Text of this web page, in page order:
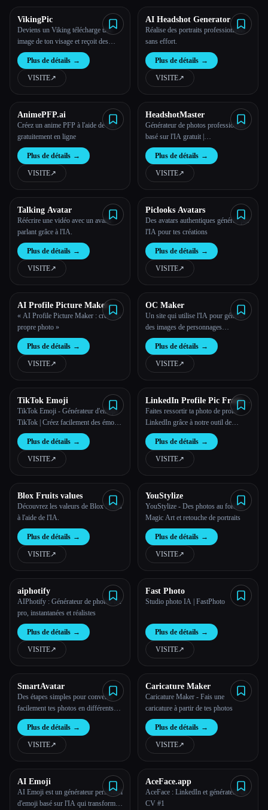
VikingPic
Deviens un Viking télécharge une
image de ton visage et reçoit des
photos de toi en tant que viking
générées par l'IA en 5 minutes par e-
mail
Plus de détails →
VISITE↗︎
AI Headshot Generator
Réalise des portraits professionnels
sans effort.
Plus de détails →
VISITE↗︎
AnimePFP.ai
Créez un anime PFP à l'aide de l'IA
gratuitement en ligne
Plus de détails →
VISITE↗︎
HeadshotMaster
Générateur de photos professionnel
basé sur l'IA gratuit |
HeadshotMaster (pas d'inscription)
Plus de détails →
VISITE↗︎
Talking Avatar
Réécrire une vidéo avec un avatar
parlant grâce à l'IA.
Plus de détails →
VISITE↗︎
Piclooks Avatars
Des avatars authentiques générés par
l'IA pour tes créations
Plus de détails →
VISITE↗︎
AI Profile Picture Maker
« AI Profile Picture Maker : crée ton
propre photo »
Plus de détails →
VISITE↗︎
OC Maker
Un site qui utilise l'IA pour générer
des images de personnages
originales
Plus de détails →
VISITE↗︎
TikTok Emoji
TikTok Emoji - Générateur d'emojis
TikTok | Créez facilement des émojis
personnalisés
Plus de détails →
VISITE↗︎
LinkedIn Profile Pic Frame
Generator
Faites ressortir ta photo de profil
LinkedIn grâce à notre outil de
création de cadres personnalisés.
Ajoute des cadres personnalisés,
rapidement, gratuitement et
facilement !
Plus de détails →
VISITE↗︎
Blox Fruits values
Découvrez les valeurs de Blox Fruits
à l'aide de l'IA.
Plus de détails →
VISITE↗︎
YouStylize
YouStylize - Des photos au format
Magic Art et retouche de portraits
Plus de détails →
VISITE↗︎
aiphotify
AIPhotify : Générateur de photos IA
pro, instantanées et réalistes
Plus de détails →
VISITE↗︎
Fast Photo
Studio photo IA | FastPhoto
Plus de détails →
VISITE↗︎
SmartAvatar
Des étapes simples pour convertir
facilement tes photos en différents
styles d'avatar.
Plus de détails →
VISITE↗︎
Caricature Maker
Caricature Maker - Fais une
caricature à partir de tes photos
Plus de détails →
VISITE↗︎
AI Emoji
AI Emoji est un générateur personnel
d'emoji basé sur l'IA qui transforme
AceFace.app
AceFace : LinkedIn et générateur de
CV #1